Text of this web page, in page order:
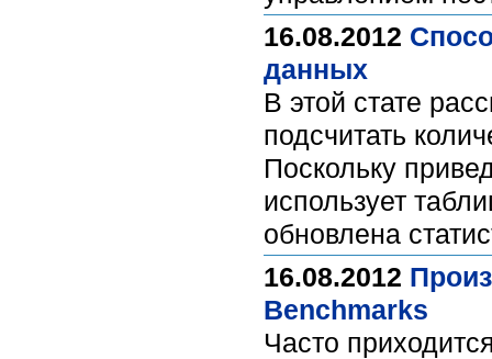
16.08.2012
данных
В этой стате
подсчитать
Поскольку
использует
обновлена
16.08.2012
Benchmarks
Часто